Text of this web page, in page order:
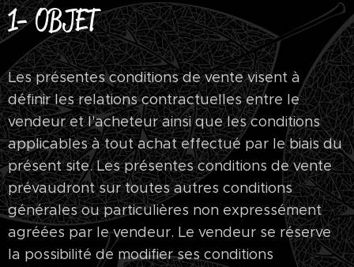
1- OBJET
Les présentes conditions de vente visent à
définir les relations contractuelles entre le
vendeur et l'acheteur ainsi que les conditions
applicables à tout achat effectué par le biais du
présent site. Les présentes conditions de vente
prévaudront sur toutes autres conditions
générales ou particulières non expressément
agréées par le vendeur. Le vendeur se réserve
la possibilité de modifier ses conditions